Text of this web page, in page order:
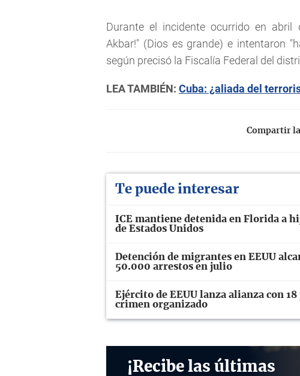
Durante el incidente ocurrido en abril
Akbar!" (Dios es grande) e intentaron
según precisó la Fiscalía Federal del
LEA TAMBIÉN: Cuba: ¿aliada del
Compartir
Te puede interesar
ICE mantiene detenida en Florida a
de Estados Unidos
Detención de migrantes en EEUU
50.000 arrestos en julio
Ejército de EEUU lanza alianza con
crimen organizado
¡Recibe las últimas